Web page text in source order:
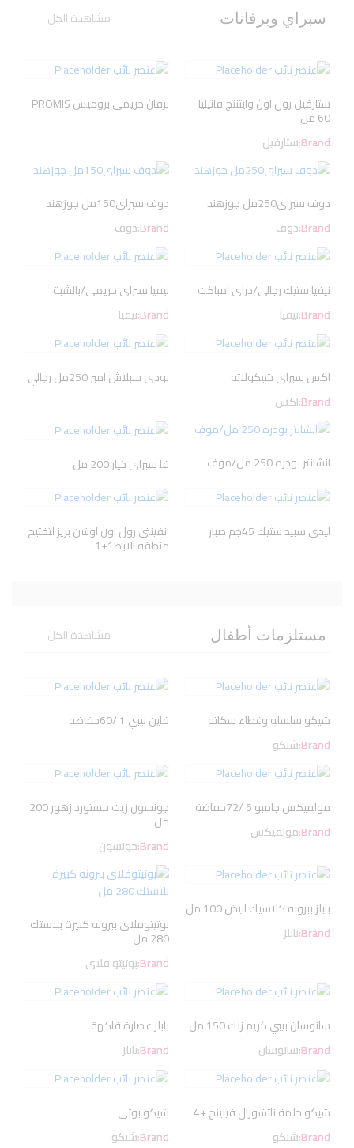
سبراي وبرفانات مشاهدة الكل
ستارفيل رول اون وايتننج فانيليا
60 مل
Brand:ستارفيل
برفان حريمى بروميس PROMIS
دوف سبراى250مل جوزهند
Brand:دوف
دوف سبراى150مل جوزهند
Brand:دوف
نيفيا ستيك رجالى/دراى امباكت
Brand:نيفيا
نيفيا سبراى حريمى/بالشبة
Brand:نيفيا
اكس سبراى شيكولاته
Brand:اكس
بودى سبلاش امبر 250مل رجالي
انشانتر بودره 250 مل/موف فا سبراى خيار 200 مل
ليدى سبيد ستيك 45جم صبار انفينتى رول اون اوشن بريز لتفتيح
منطقه الابط1+1
مستلزمات أطفال مشاهدة الكل
شيكو سلسله وغطاء سكاته
Brand:شيكو
فاين بيبي 1 /60حفاضه
مولفيكس جامبو 5 /72حفاضة
Brand:مولفيكس
جونسون زيت مستورد زهور 200
مل
Brand:جونسون
بابلز ببرونه كلاسيك ابيض 100 مل
Brand:بابلز بوتيتوفلاى ببرونه كبيرة بلاستك
280 مل
Brand:بوتيتو فلاى
سانوسان بيبي كريم زنك 150 مل
Brand:سانوسان
بابلز عصارة فاكهة
Brand:بابلز
شيكو حلمة ناتشورال فيلينج +4
Brand:شيكو
شيكو بوتى
Brand:شيكو